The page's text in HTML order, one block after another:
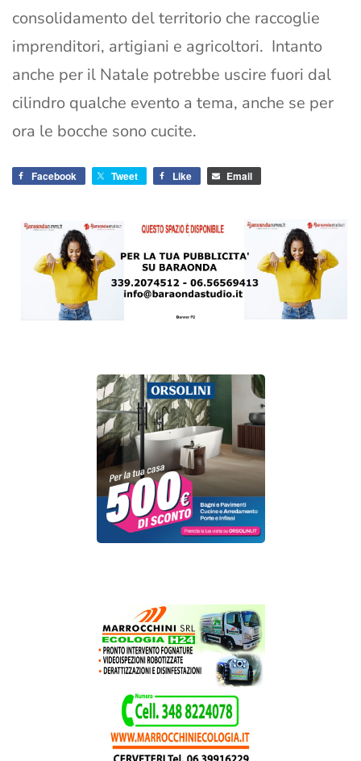
consolidamento del territorio che raccoglie
imprenditori, artigiani e agricoltori. Intanto
anche per il Natale potrebbe uscire fuori dal
cilindro qualche evento a tema, anche se per
ora le bocche sono cucite.
Facebook Tweet Like Email